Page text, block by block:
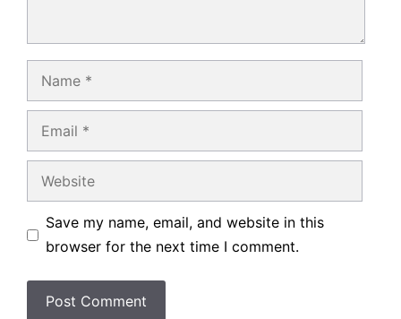
Name
Email
Website
Save my name, email, and website in this
browser for the next time I comment.